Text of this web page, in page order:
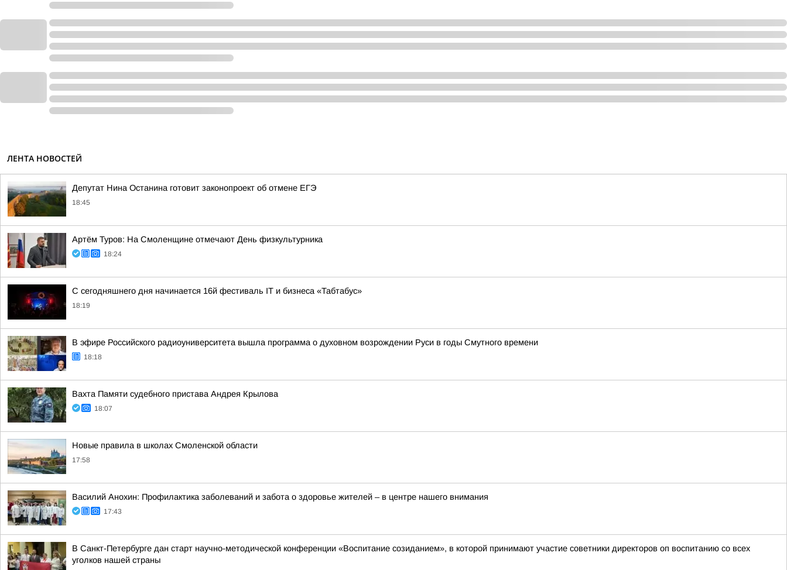
ЛЕНТА НОВОСТЕЙ
Депутат Нина Останина готовит законопроект об отмене ЕГЭ
18:45
Артём Туров: На Смоленщине отмечают День физкультурника
18:24
С сегодняшнего дня начинается 16й фестиваль IT и бизнеса «Табтабус»
18:19
В эфире Российского радиоуниверситета вышла программа о духовном возрождении Руси в годы Смутного времени
18:18
Вахта Памяти судебного пристава Андрея Крылова
18:07
Новые правила в школах Смоленской области
17:58
Василий Анохин: Профилактика заболеваний и забота о здоровье жителей – в центре нашего внимания
17:43
В Санкт-Петербурге дан старт научно-методической конференции «Воспитание созиданием», в которой принимают участие советники директоров оп воспитанию со всех
уголков нашей страны